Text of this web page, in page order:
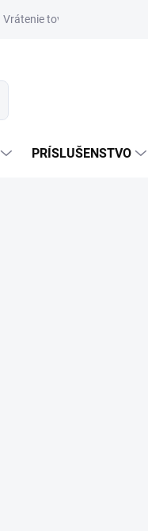
Vrátenie tovaru
PRÍSLUŠENSTVO